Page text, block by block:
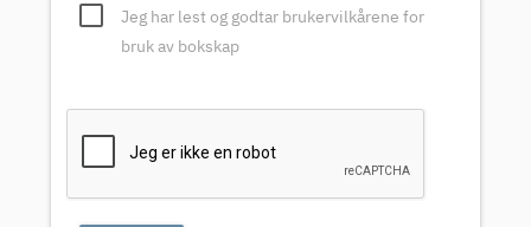
Jeg har lest og godtar brukervilkårene for
bruk av bokskap